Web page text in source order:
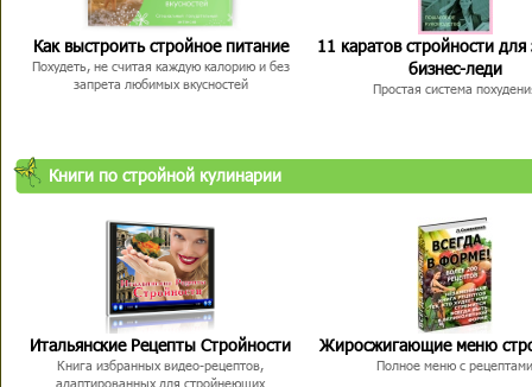
Как выстроить стройное питание
Похудеть, не считая каждую калорию и без
запрета любимых вкусностей
11 каратов стройности для
бизнес-леди
Простая система
Книги по стройной кулинарии
Итальянские Рецепты Стройности
Книга избранных видео-рецептов,
адаптированных для стройнеющих
Жиросжигающие меню
Полное меню с рецептами